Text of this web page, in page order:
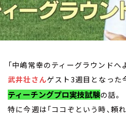
「中嶋常幸のティーグラウンドへ
武井壮さんゲスト3週目となった
ティーチングプロ実技試験の話。
特に今週は「ココぞという時、頼